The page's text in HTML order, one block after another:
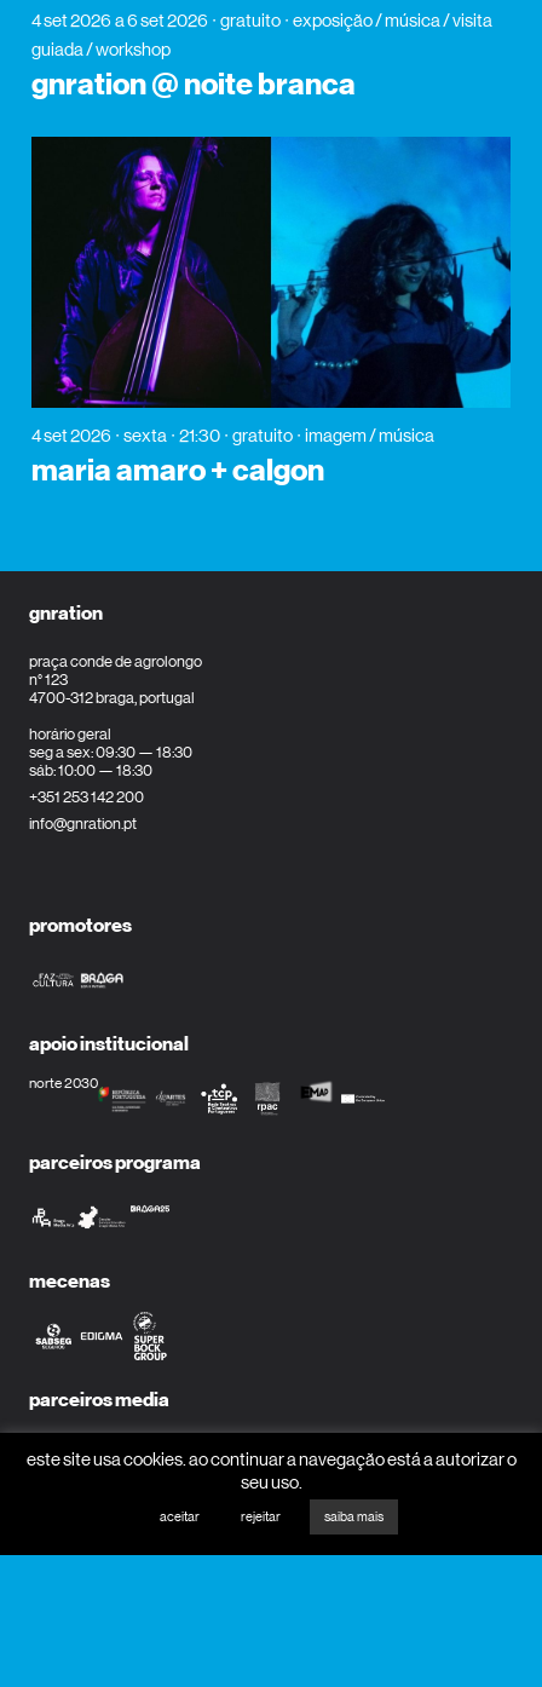
4 set 2026 a 6 set 2026 gratuito
exposição / música / visita
guiada / workshop
gnration @ noite branca
4 set 2026 sexta 21:30 gratuito imagem / música
maria amaro + calgon
gnration
praça conde de agrolongo
n° 123
4700-312 braga, portugal
horário geral
seg a sex: 09:30 — 18:30
sáb: 10:00 — 18:30
+351 253 142 200
info@gnration.pt
promotores
apoio institucional
norte 2030
parceiros programa
mecenas
parceiros media
este site usa cookies. ao continuar a navegação está a autorizar o
seu uso.
aceitar rejeitar saiba mais